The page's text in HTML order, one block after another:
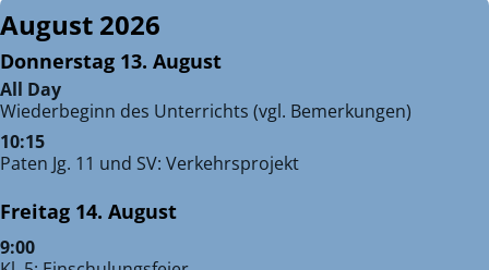
August 2026
Donnerstag 13. August
All Day
Wiederbeginn des Unterrichts (vgl. Bemerkungen)
10:15
Paten Jg. 11 und SV: Verkehrsprojekt
Freitag 14. August
9:00